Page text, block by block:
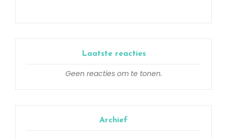
Laatste reacties
Geen reacties om te tonen.
Archief